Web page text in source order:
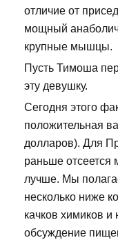
отличие от
мощный
крупные мышцы.
Пусть Тимоша
эту девушку.
Сегодня этого
положительная
долларов). Для
раньше отсеется
лучше. Мы
несколько ниже
качков химиков и
обсуждение